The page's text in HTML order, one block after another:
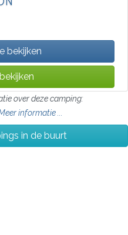
bekijken
over deze camping:
informatie ...
in de buurt